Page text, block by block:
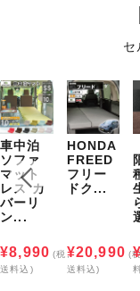
セ
車中泊
ソファ
マット
レス カ
バーリ
ン...
¥8,990 (税,
送料込)
HONDA
FREED
フリー
ドク...
¥20,990 (
送料込)